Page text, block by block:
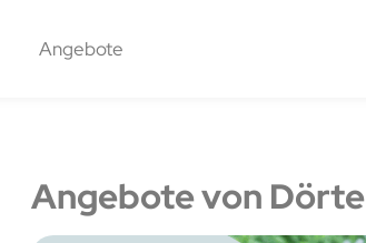
Angebote
Angebote von Dörte